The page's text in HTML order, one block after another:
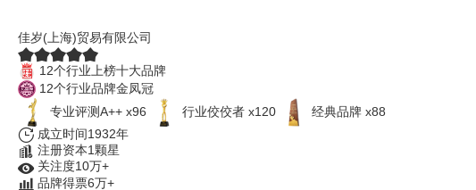
佳岁(上海)贸易有限公司
12个行业上榜十大品牌
12个行业品牌金凤冠
专业​评测A++ x96
行业佼佼者 x120
经典品牌 x88
成立时间1932年
注册资本1颗星
关注度10万+
品牌得票6万+